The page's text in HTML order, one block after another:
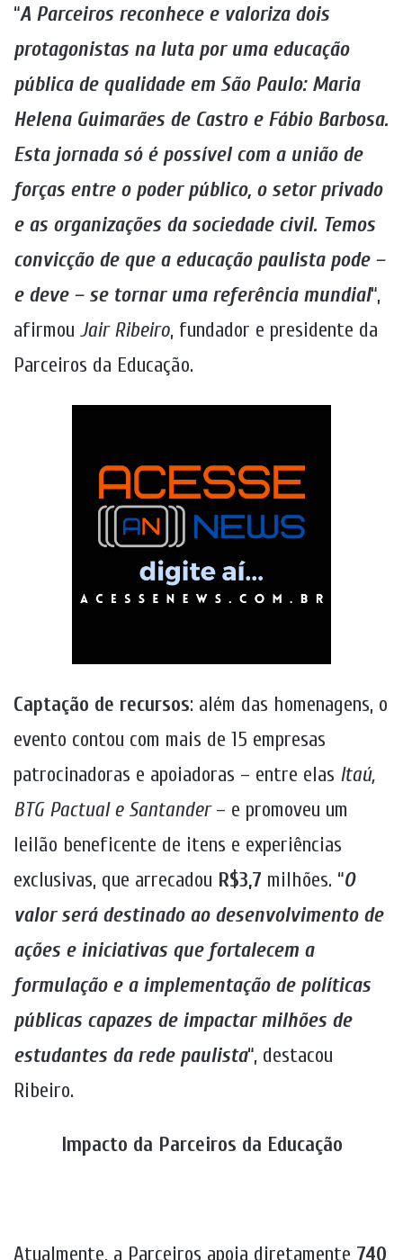
“A Parceiros reconhece e valoriza dois
protagonistas na luta por uma educação
pública de qualidade em São Paulo: Maria
Helena Guimarães de Castro e Fábio Barbosa.
Esta jornada só é possível com a união de
forças entre o poder público, o setor privado
e as organizações da sociedade civil. Temos
convicção de que a educação paulista pode –
e deve – se tornar uma referência mundial“,
afirmou Jair Ribeiro, fundador e presidente da
Parceiros da Educação.
Captação de recursos: além das homenagens, o
evento contou com mais de 15 empresas
patrocinadoras e apoiadoras – entre elas Itaú,
BTG Pactual e Santander– e promoveu um
leilão beneficente de itens e experiências
exclusivas, que arrecadou R$3,7 milhões. “O
valor será destinado ao desenvolvimento de
ações e iniciativas que fortalecem a
formulação e a implementação de políticas
públicas capazes de impactar milhões de
estudantes da rede paulista“, destacou
Ribeiro.
Impacto da Parceiros da Educação
Atualmente, a Parceiros apoia diretamente 740